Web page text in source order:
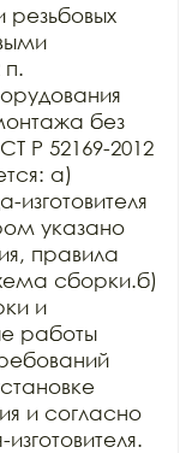
п.
без
Р 52169-2012
а)
указано
правила
сборки.б)
и
работы
и согласно